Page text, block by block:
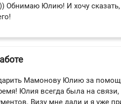
Юлию! И хочу сказать,
Мамонову Юлию за
Юлия всегда была на
Визу мне дали и я уже